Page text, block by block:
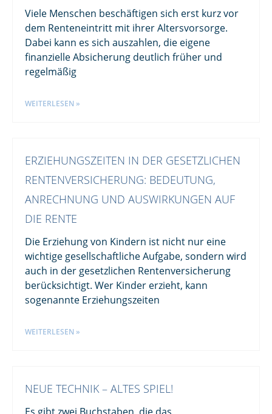
Viele Menschen beschäftigen sich erst kurz vor
dem Renteneintritt mit ihrer Altersvorsorge.
Dabei kann es sich auszahlen, die eigene
finanzielle Absicherung deutlich früher und
regelmäßig
WEITERLESEN »
ERZIEHUNGSZEITEN IN DER GESETZLICHEN
RENTENVERSICHERUNG: BEDEUTUNG,
ANRECHNUNG UND AUSWIRKUNGEN AUF
DIE RENTE
Die Erziehung von Kindern ist nicht nur eine
wichtige gesellschaftliche Aufgabe, sondern wird
auch in der gesetzlichen Rentenversicherung
berücksichtigt. Wer Kinder erzieht, kann
sogenannte Erziehungszeiten
WEITERLESEN »
NEUE TECHNIK – ALTES SPIEL!